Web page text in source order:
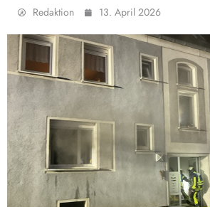
Redaktion 13. April 2026